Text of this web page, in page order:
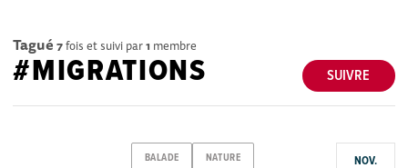
Tagué 7fois et suivi par1 membre
SUIVRE
#MIGRATIONS
BALADE NATURE NOV.